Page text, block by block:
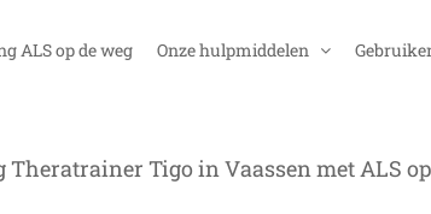
ALS op de weg Onze hulpmiddelen
Tigo in Vaassen met ALS